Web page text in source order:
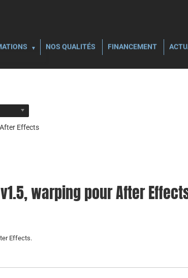
NOS QUALITÉS FINANCEMENT
Effects
warping pour After
Effects.